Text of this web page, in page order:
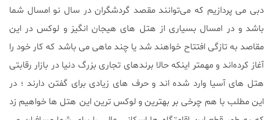
دبی می پردازیم که می‌توانند مقصد گردشگران در سال نو امسال شما
باشد و در امسال بسیاری از هتل ‌های هیجان ‌انگیز و لوکس در این
مقاصد به تازگی افتتاح خواهند شد یا چند ماهی می باشد که کار خود را
آغاز کرده‌اند و مهمتر اینکه حالا برندهای تجاری بزرگ دنیا در بازار رقابتی
هتل ‌های آسیا وارد شده ‌اند و حرف های زیادی برای گفتن دارند ؛ در
این مطلب با هم چرخی بر بهترین و لوکس ‌ترین این هتل‌ ها خواهیم زد